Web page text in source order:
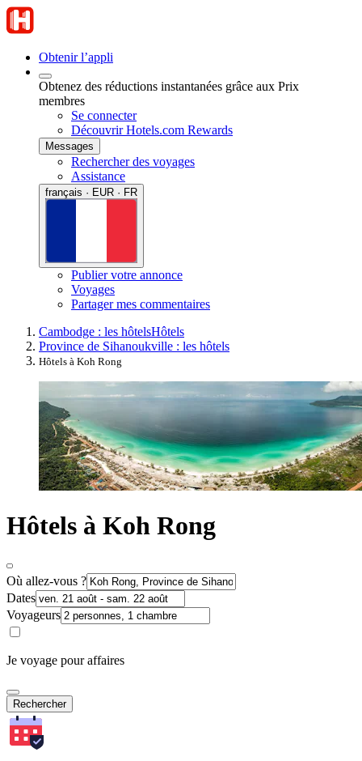
Obtenir l’appli
Obtenez des réductions instantanées grâce aux Prix
membres
Se connecter
Découvrir Hotels.com Rewards
Messages
Rechercher des voyages
Assistance
français · EUR · FR
Publier votre annonce
Voyages
Partager mes commentaires
Cambodge : les hôtelsHôtels
Province de Sihanoukville : les hôtels
Hôtels à Koh Rong
Hôtels à Koh Rong
Où allez-vous ?
Dates
Voyageurs
Je voyage pour affaires
Rechercher